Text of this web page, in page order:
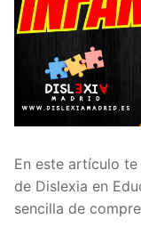
En este artículo
de Dislexia en
sencilla de